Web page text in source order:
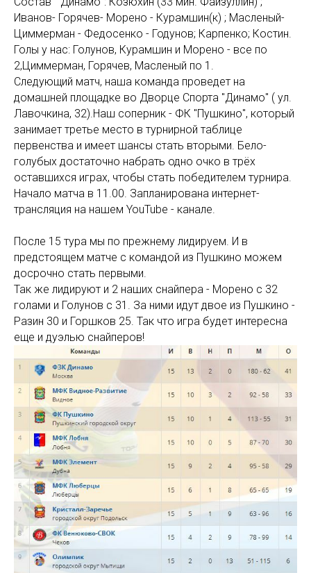
Иванов- Горячев- Морено - Курамшин(к) ; Масленый-
Циммерман - Федосенко - Годунов; Карпенко; Костин.
Голы у нас: Голунов, Курамшин и Морено - все по
2,Циммерман, Горячев, Масленый по 1.
Следующий матч, наша команда проведет на
домашней площадке во Дворце Спорта "Динамо" ( ул.
Лавочкина, 32).Наш соперник - ФК "Пушкино", который
занимает третье место в турнирной таблице
первенства и имеет шансы стать вторыми. Бело-
голубых достаточно набрать одно очко в трёх
оставшихся играх, чтобы стать победителем турнира.
Начало матча в 11.00. Запланирована интернет-
трансляция на нашем YouTube - канале.
После 15 тура мы по прежнему лидируем. И в
предстоящем матче с командой из Пушкино можем
досрочно стать первыми.
Так же лидируют и 2 наших снайпера - Морено с 32
голами и Голунов с 31. За ними идут двое из Пушкино -
Разин 30 и Горшков 25. Так что игра будет интересна
еще и дуэлью снайперов!